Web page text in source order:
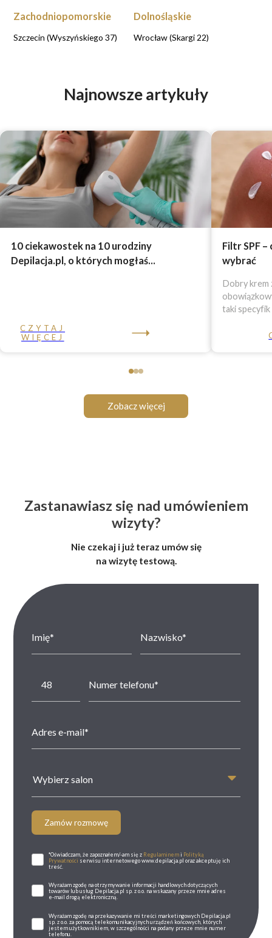
Zachodniopomorskie
Szczecin (Wyszyńskiego 37)
Dolnośląskie
Wrocław (Skargi 22)
Najnowsze artykuły
10 ciekawostek na 10 urodziny
Depilacja.pl, o których mogłaś...
CZYTAJ
WIĘCEJ
Filtr SPF
wybrać
Dobry krem
taki specyfik
Zobacz więcej
Zastanawiasz się nad umówieniem
wizyty?
Nie czekaj i już teraz umów się
na wizytę testową.
Wybierz salon
Zamów rozmowę
*Oświadczam, że zapoznałem/-am się z Regulaminemi Polityką
Prywatności serwisu internetowego www.depilacja.pl oraz akceptuję ich
treść.
Wyrażam zgodę na otrzymywanie informacji handlowych dotyczących
towarów lub usług Depilacja.pl sp. z o.o. na wskazany przeze mnie adres
e-mail drogą elektroniczną.
Wyrażam zgodę na przekazywanie mi treści marketingowych Depilacja.pl
sp. z o.o. za pomocą telekomunikacyjnych urządzeń końcowych, których
jestem użytkownikiem, w szczególności na podany przeze mnie numer
telefonu.